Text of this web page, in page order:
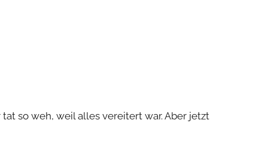
so weh, weil alles vereitert war. Aber jetzt